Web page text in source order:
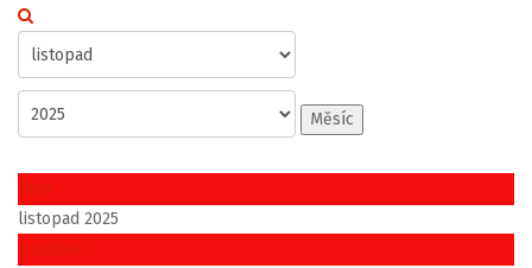
Měsíc
říjen
listopad 2025
prosinec